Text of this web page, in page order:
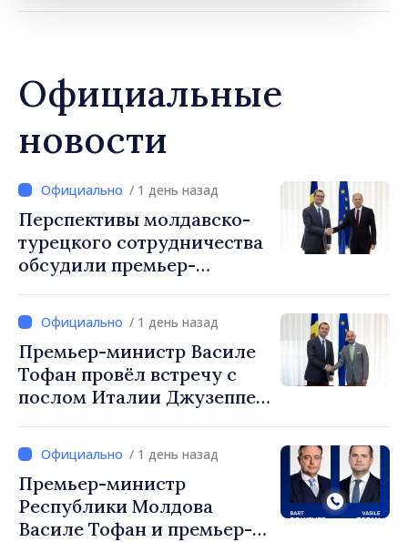
Официальные
новости
/ 1 день назад
Перспективы молдавско-
турецкого сотрудничества
обсудили премьер-
посол Турции Уйгар
Мустафа Сертел/ 1 день назад
Премьер-министр Василе
Тофан провёл встречу с
послом Италии Джузеппе
/ 1 день назад
Премьер-министр
Республики Молдова
Василе Тофан и премьер-